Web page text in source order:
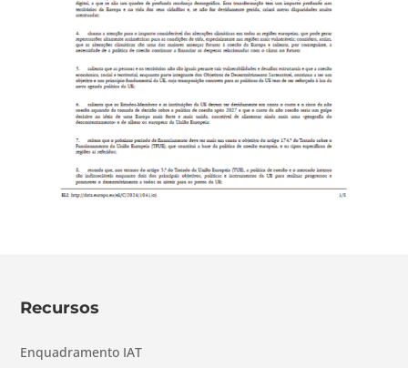
Recursos
Enquadramento IAT